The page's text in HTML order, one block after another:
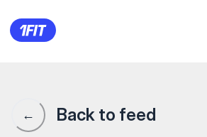
Underground Big
← Back to feed